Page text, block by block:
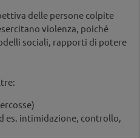
delle persone colpite
violenza, poiché
sociali, rapporti di potere
es. intimidazione, controllo,